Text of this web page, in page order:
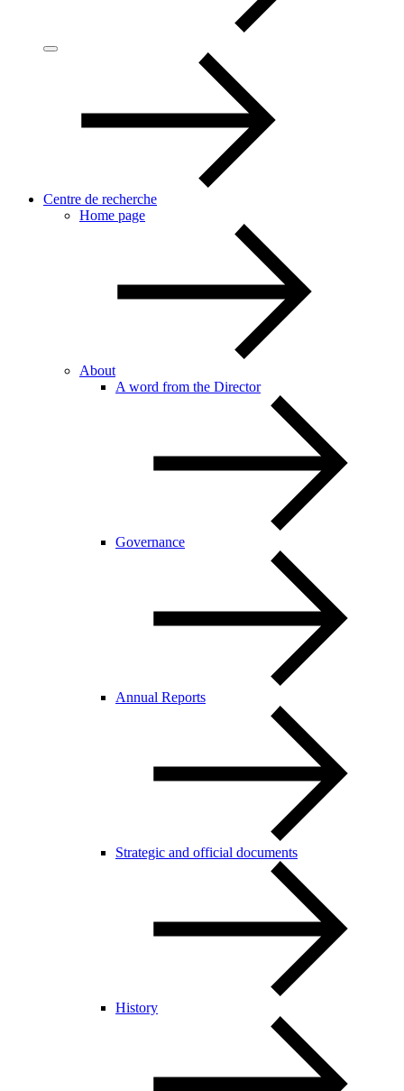
Centre de recherche
Home page
About
A word from the Director
Governance
Annual Reports
Strategic and official documents
History